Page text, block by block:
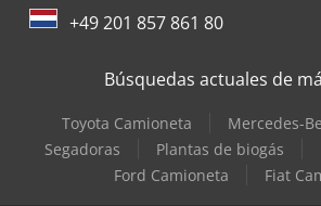
+49 201 857 861 80
Búsquedas actuales de
Toyota Camioneta
Mercedes-
Segadoras
Plantas de biogás
Ford Camioneta
Fiat